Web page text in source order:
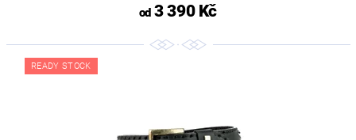
od3 390 Kč
READY STOCK